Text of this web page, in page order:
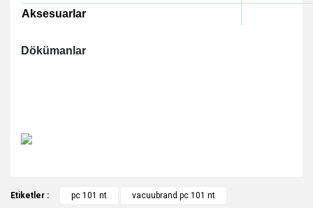
Aksesuarlar
Dökümanlar
Bu ürüne ilk yorumu siz yapın!
konularda yetersiz gördüğünüz noktaları öneri formunu
Etiketler : pc 101 nt vacuubrand pc 101 nt